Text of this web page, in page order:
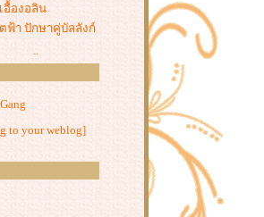
อื้องอลิน
ฟ้า ปักษาคู่บัลลังก์
คา : จี้ชิว
าย ปณิธานสาน
รูคู่ใจ : หยางกวง
หน้าโง่กับอาจารย์
ามไม่ได้ : ฉางโก
to your weblog]